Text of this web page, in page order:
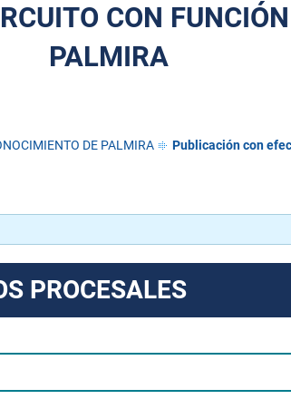
CON
PALMIRA
DE PALMIRA Publicación con
PROCESALES